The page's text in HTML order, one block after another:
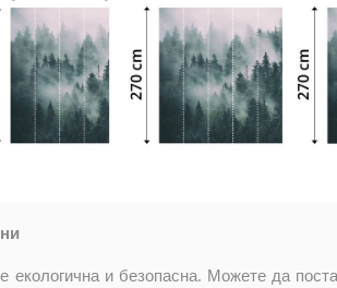
екологична и безопасна. Можете да